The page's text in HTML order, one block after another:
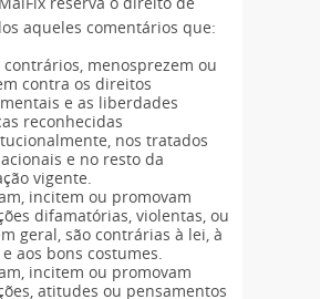
reserva o direito de
aqueles comentários que:
contrários, menosprezem ou
contra os direitos
e as liberdades
reconhecidas
nos tratados
e no resto da
vigente.
incitem ou promovam
difamatórias, violentas, ou
geral, são contrárias à lei, à
aos bons costumes.
incitem ou promovam
atitudes ou pensamentos